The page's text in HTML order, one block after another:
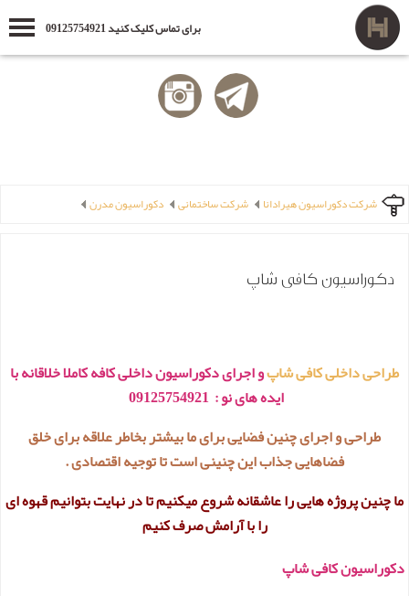
برای تماس کلیک کنید 09125754921
شرکت دکوراسیون هیرادانا شرکت ساختمانی دکوراسیون مدرن
دکوراسیون کافی شاپ
طراحی داخلی کافی شاپو اجرای دکوراسیون داخلی کافه کاملا خلاقانه با
ایده های نو : 09125754921
طراحی و اجرای چنین فضایی برای ما بیشتر بخاطر علاقه برای خلق
فضاهایی جذاب این چنینی است تا توجیه اقتصادی .
ما چنین پروژه هایی را عاشقانه شروع میکنیم تا در نهایت بتوانیم قهوه ای
را با آرامش صرف کنیم
دکوراسیون کافی شاپ